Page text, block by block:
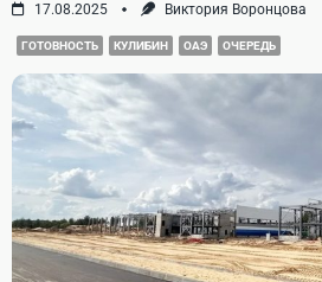
17.08.2025 Виктория Воронцова
ГОТОВНОСТЬ КУЛИБИН ОАЭ ОЧЕРЕДЬ